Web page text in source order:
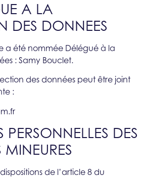
A LA
DES DONNEES
a été nommée Délégué à la
: Samy Bouclet.
des données peut être joint
:
DES
MINEURES
de l’article 8 du